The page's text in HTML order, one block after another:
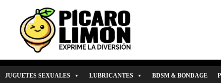
contenido
JUGUETES SEXUALES LUBRICANTES BDSM & BONDAGE